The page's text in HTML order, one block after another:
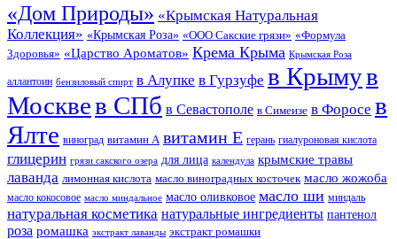
«Дом Природы» «Крымская Натуральная
Коллекция» «Крымская Роза» «ООО Сакские грязи» «Формула
Здоровья» «Царство Ароматов» Крема Крыма Крымская Роза
аллантоин бензиловый спирт в Алупке в Гурзуфе в Крымув
Москвев СПб в Севастополе в Симеизе в Форосе в
Ялте виноград витамин А витамин Е герань гиалуроновая кислота
глицерин грязи сакского озера для лица календула крымские травы
лаванда лимонная кислота масло виноградных косточек масло жожоба
масло кокосовое масло миндальное масло оливковое масло ши миндаль
натуральная косметика натуральные ингредиенты пантенол
роза ромашка экстракт лаванды экстракт ромашки